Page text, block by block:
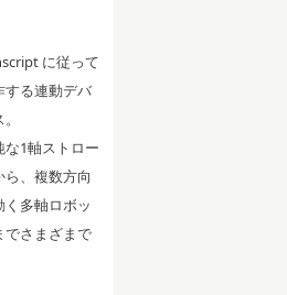
に従って
する連動デバ
な1軸ストロー
ら、複数方向
く多軸ロボッ
でさまざまで